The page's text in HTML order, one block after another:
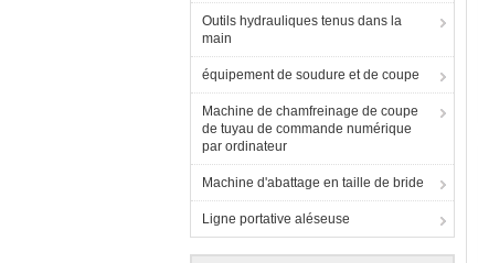
Outils hydrauliques tenus dans la
main
équipement de soudure et de coupe
Machine de chamfreinage de coupe
de tuyau de commande numérique
par ordinateur
Machine d'abattage en taille de bride
Ligne portative aléseuse